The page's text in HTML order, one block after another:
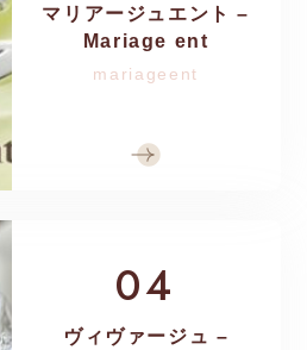
マリアージュエント –
Mariage ent
mariageent
04
ヴィヴァージュ –